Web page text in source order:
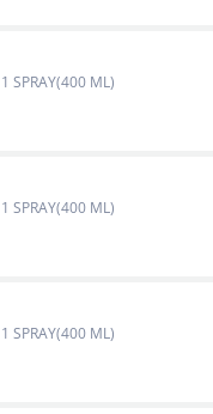
1 SPRAY(400 ML)
1 SPRAY(400 ML)
1 SPRAY(400 ML)